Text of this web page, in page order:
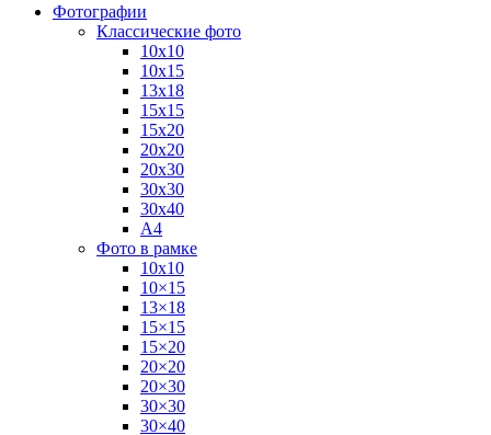
Фотографии
Классические фото
10х10
10х15
13х18
15х15
15х20
20х20
20х30
30х30
30х40
А4
Фото в рамке
10х10
10×15
13×18
15×15
15×20
20×20
20×30
30×30
30×40